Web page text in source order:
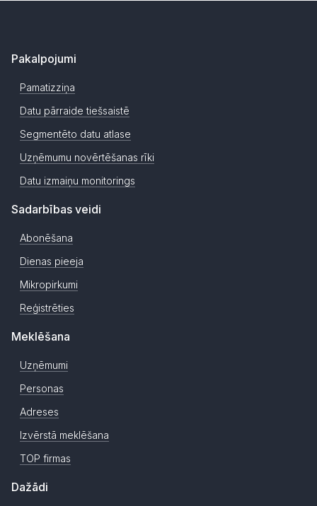
Pakalpojumi
Pamatizziņa
Datu pārraide tiešsaistē
Segmentēto datu atlase
Uzņēmumu novērtēšanas rīki
Datu izmaiņu monitorings
Sadarbības veidi
Abonēšana
Dienas pieeja
Mikropirkumi
Reģistrēties
Meklēšana
Uzņēmumi
Personas
Adreses
Izvērstā meklēšana
TOP firmas
Dažādi